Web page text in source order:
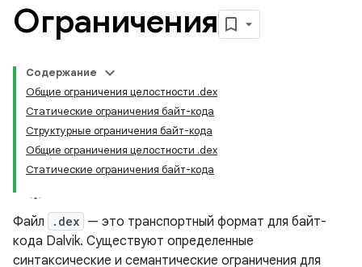
Ограничения
Содержание
Общие ограничения целостности .dex
Статические ограничения байт-кода
Структурные ограничения байт-кода
Общие ограничения целостности .dex
Статические ограничения байт-кода
Файл .dex — это транспортный формат для байт-
кода Dalvik. Существуют определенные
синтаксические и семантические ограничения для